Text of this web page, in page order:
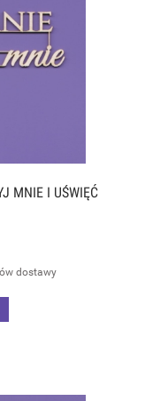
MNIE I UŚWIĘĆ
dostawy